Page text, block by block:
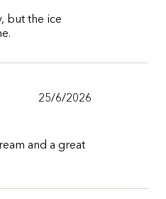
but the ice
25/6/2026
and a great